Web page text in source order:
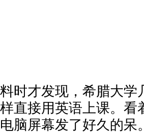
料时才发现，希腊大学
样直接用英语上课。看
电脑屏幕发了好久的呆